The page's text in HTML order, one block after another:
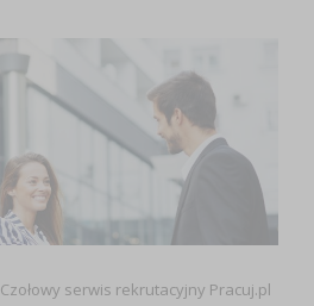
Czołowy serwis rekrutacyjny Pracuj.pl